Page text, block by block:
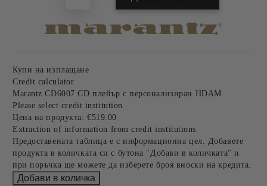
Купи на изплащане
Credit calculator
Marantz CD6007 CD плейър с персонализиран HDAM
Please select credit institution
Цена на продукта: €519.00
Extraction of information from credit institutions
Предоставената таблица е с информационна цел. Добавете
продукта в количката си с бутона "Добави в количката" и
при поръчка ще можете да изберете броя вноски на кредита.